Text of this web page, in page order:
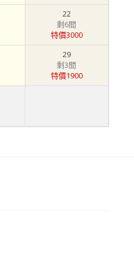
22
剩6間
特價3000
29
剩3間
特價1900